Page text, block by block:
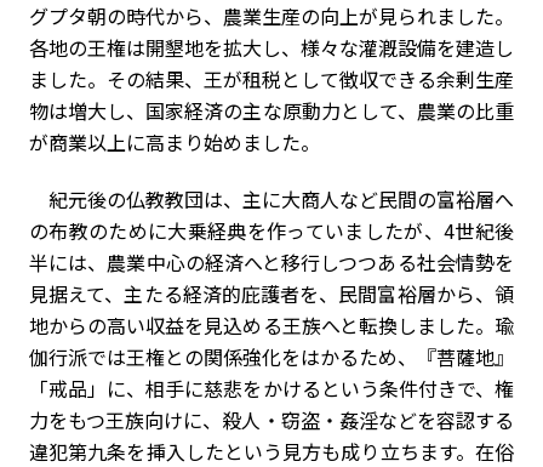
グプタ朝の時代から、農業生産の向上が見られました。
各地の王権は開墾地を拡大し、様々な灌漑設備を建造し
ました。その結果、王が租税として徴収できる余剰生産
物は増大し、国家経済の主な原動力として、農業の比重
が商業以上に高まり始めました。
紀元後の仏教教団は、主に大商人など民間の富裕層へ
の布教のために大乗経典を作っていましたが、4世紀後
半には、農業中心の経済へと移行しつつある社会情勢を
見据えて、主たる経済的庇護者を、民間富裕層から、領
地からの高い収益を見込める王族へと転換しました。瑜
伽行派では王権との関係強化をはかるため、『菩薩地』
「戒品」に、相手に慈悲をかけるという条件付きで、権
力をもつ王族向けに、殺人・窃盗・姦淫などを容認する
違犯第九条を挿入したという見方も成り立ちます。在俗